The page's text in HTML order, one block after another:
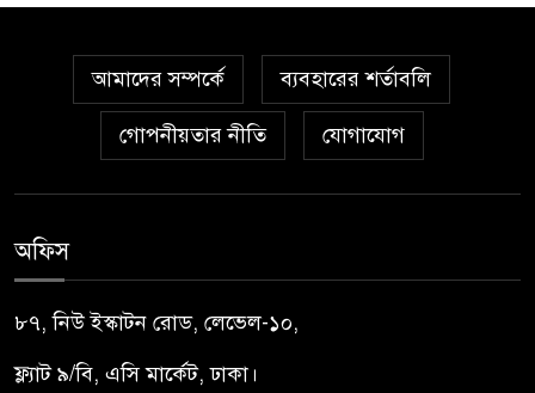
আমাদের সম্পর্কে ব্যবহারের শর্তাবলি
গোপনীয়তার নীতি যোগাযোগ
অফিস
৮৭, নিউ ইস্কাটন রোড, লেভেল-১০,
ফ্ল্যাট ৯/বি, এসি মার্কেট, ঢাকা।